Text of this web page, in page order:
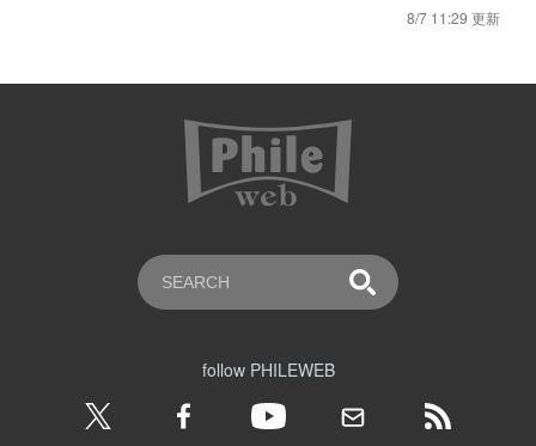
8/7 11:29 更新
follow PHILEWEB